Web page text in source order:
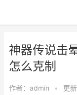
神器传说击
怎么克制
作者： admin • 更